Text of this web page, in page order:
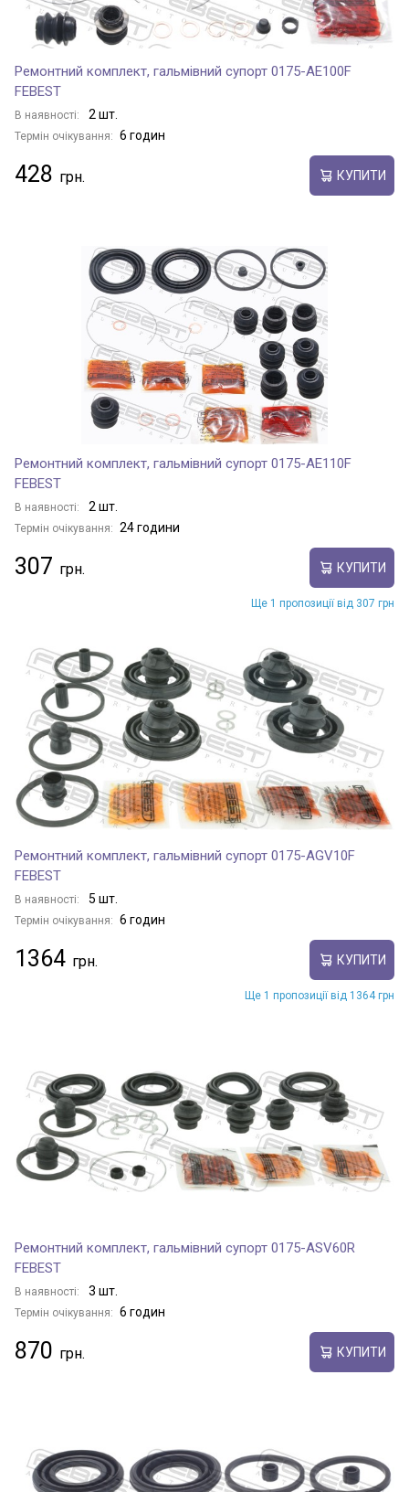
Ремонтний комплект, гальмівний супорт 0175-AE100F
FEBEST
В наявності: 2 шт.
Термін очікування: 6 годин
428 КУПИТИ
Ремонтний комплект, гальмівний супорт 0175-AE110F
FEBEST
В наявності: 2 шт.
Термін очікування: 24 години
307 КУПИТИ
Ще 1 пропозиції від 307 грн
Ремонтний комплект, гальмівний супорт 0175-AGV10F
FEBEST
В наявності: 5 шт.
Термін очікування: 6 годин
1364 КУПИТИ
Ще 1 пропозиції від 1364 грн
Ремонтний комплект, гальмівний супорт 0175-ASV60R
FEBEST
В наявності: 3 шт.
Термін очікування: 6 годин
870 КУПИТИ